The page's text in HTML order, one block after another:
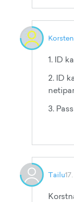
Korsten
1. ID
2. ID
3.
Tailu